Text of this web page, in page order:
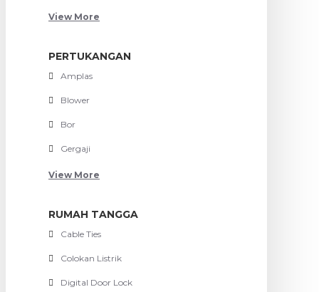
View More
PERTUKANGAN
Amplas
Blower
Bor
Gergaji
View More
RUMAH TANGGA
Cable Ties
Colokan Listrik
Digital Door Lock